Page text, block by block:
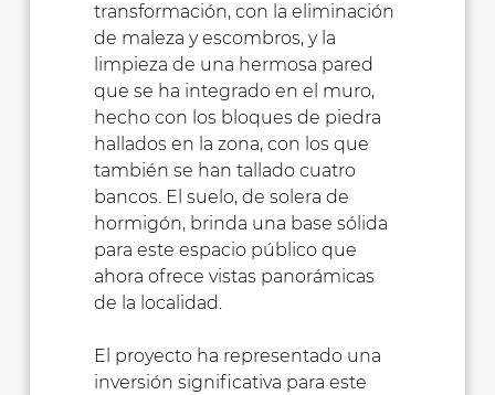
transformación, con la eliminación
de maleza y escombros, y la
limpieza de una hermosa pared
que se ha integrado en el muro,
hecho con los bloques de piedra
hallados en la zona, con los que
también se han tallado cuatro
bancos. El suelo, de solera de
hormigón, brinda una base sólida
para este espacio público que
ahora ofrece vistas panorámicas
de la localidad.
El proyecto ha representado una
inversión significativa para este